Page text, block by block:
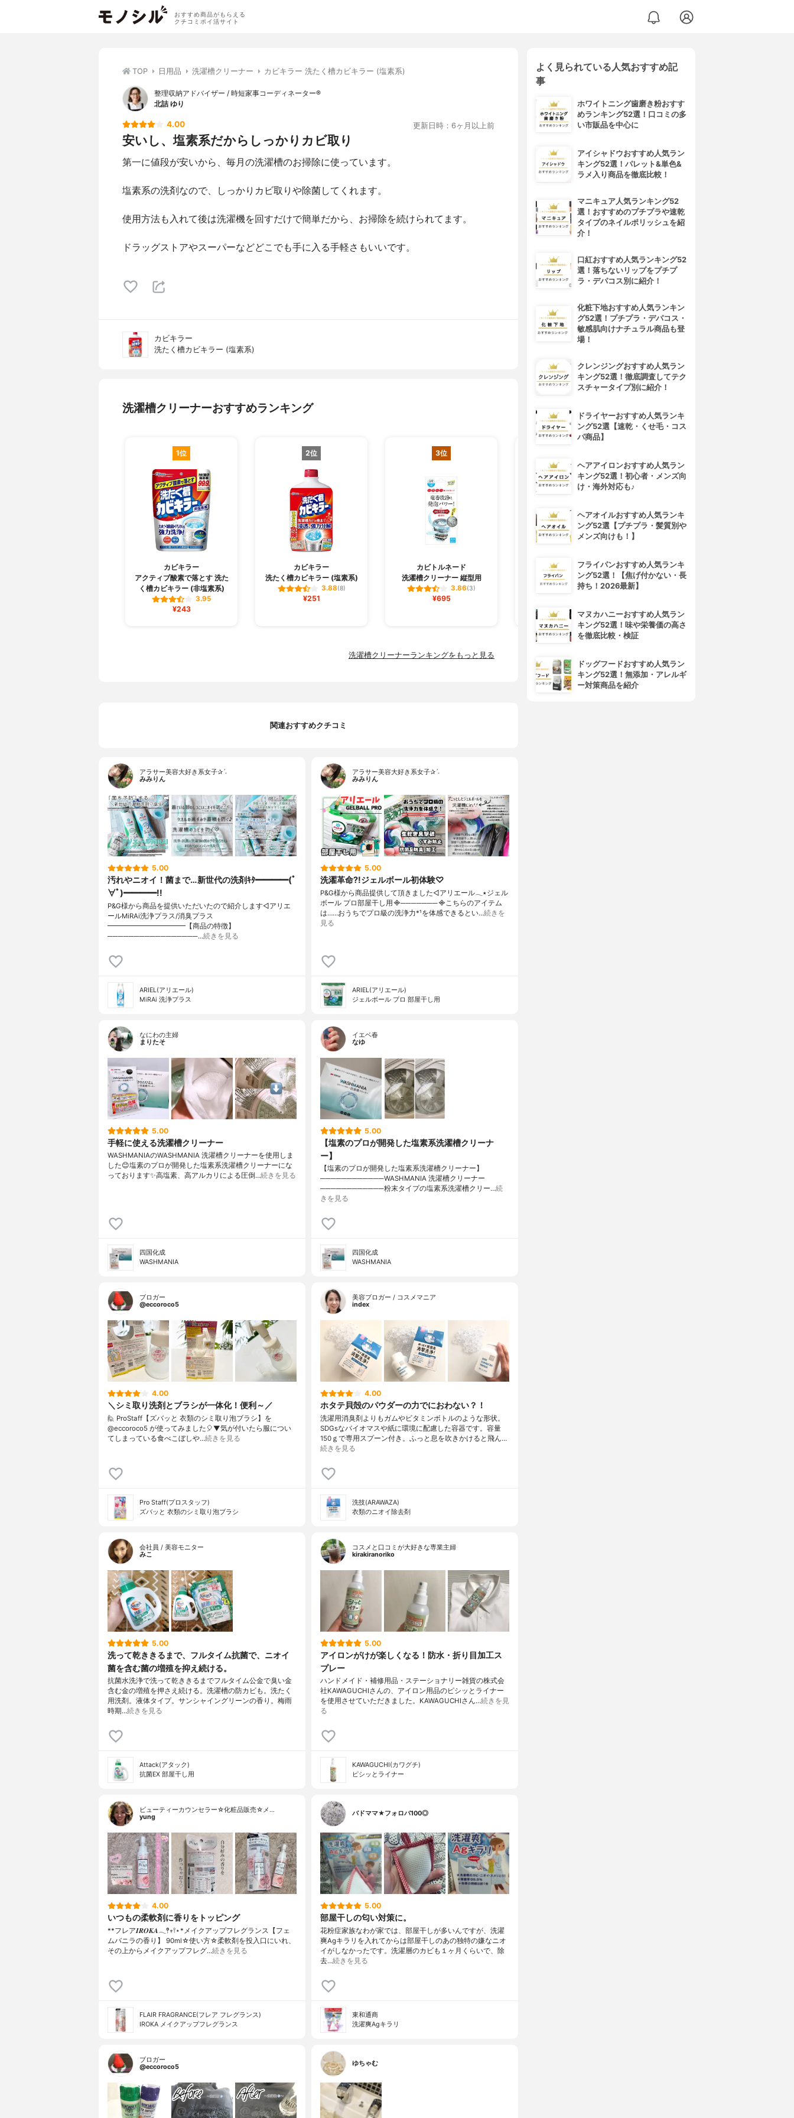
おすすめ商品がもらえる
クチコミポイ活サイト
TOP 日用品 洗濯槽クリーナー カビキラー 洗たく槽カビキラー (塩素系)
整理収納アドバイザー / 時短家事コーディネーター®︎
北詰 ゆり
4.00 更新日時：6ヶ月以上前
安いし、塩素系だからしっかりカビ取り
第一に値段が安いから、毎月の洗濯槽のお掃除に使っています。
塩素系の洗剤なので、しっかりカビ取りや除菌してくれます。
使用方法も入れて後は洗濯機を回すだけで簡単だから、お掃除を続けられてます。
ドラッグストアやスーパーなどどこでも手に入る手軽さもいいです。
カビキラー
洗たく槽カビキラー (塩素系)
洗濯槽クリーナーおすすめランキング
1位
カビキラー
アクティブ酸素で落とす 洗た
く槽カビキラー (非塩素系)
3.95
¥243
2位
カビキラー
洗たく槽カビキラー (塩素系)
3.88(8)
¥251
3位
カビトルネード
洗濯槽クリーナー 縦型用
3.86(3)
¥695
シャボン玉石けん
洗たく槽クリーナー
3.86(2)
洗浄力 洗たく槽クリーナー
洗濯槽クリーナーランキングをもっと見る
関連おすすめクチコミ
アラサー美容大好き系女子✰ˊ˗
みみりん
5.00
汚れやニオイ！菌まで…新世代の洗剤ｷﾀ━━━━(ﾟ
∀ﾟ)━━━━!!
P&G様から商品を提供いただいたので紹介します◁アリエ
ールMiRAi洗浄プラス/消臭プラス
━━━━━━━━━━━【商品の特徴】
─────────────────…続きを見る
ARIEL(アリエール)
MiRAi 洗浄プラス
アラサー美容大好き系女子✰ˊ˗
みみりん
5.00
洗濯革命?!ジェルボール初体験♡
P&G様から商品提供して頂きました◁アリエール𓂃٭ジェル
ボール プロ部屋干し用᯽───────᯽こちらのアイテム
は……おうちでプロ級の洗浄力*¹を体感できるとい…続きを
見る
ARIEL(アリエール)
ジェルボール プロ 部屋干し用
なにわの主婦
まりたそ
5.00
手軽に使える洗濯槽クリーナー
WASHMANIAのWASHMANIA 洗濯槽クリーナーを使用しま
した😊塩素のプロが開発した塩素系洗濯槽クリーナーにな
っております✨高塩素、高アルカリによる圧倒…続きを見る
四国化成
WASHMANIA
イエベ春
なゆ
5.00
【塩素のプロが開発した塩素系洗濯槽クリーナ
ー】
【塩素のプロが開発した塩素系洗濯槽クリーナー】
────────────WASHMANIA 洗濯槽クリーナー
────────────粉末タイプの塩素系洗濯槽クリー…続
きを見る
四国化成
WASHMANIA
ブロガー
@eccoroco5
4.00
＼シミ取り洗剤とブラシが一体化！便利～／
🙋 ProStaff【ズバッと 衣類のシミ取り泡ブラシ】を
@eccoroco5 が使ってみました🎈⁡⁡⁡⁡⁡▼⁡気が付いたら服につい
てしまっている食べこぼしや…続きを見る
Pro Staff(プロスタッフ)
ズバッと 衣類のシミ取り泡ブラシ
美容ブロガー / コスメマニア
index
4.00
ホタテ貝殻のパウダーの力でにおわない？！
洗濯用消臭剤よりもガムやビタミンボトルのような形状。
SDGsなバイオマスや紙に環境に配慮した容器です。容量
150ｇで専用スプーン付き。ふっと息を吹きかけると飛ん…
続きを見る
洗技(ARAWAZA)
衣類のニオイ除去剤
会社員 / 美容モニター
みこ
5.00
洗って乾ききるまで、フルタイム抗菌で、ニオイ
菌を含む菌の増殖を抑え続ける。
抗菌水洗浄で洗って乾ききるまでフルタイム公金で臭い金
含む金の増殖を押さえ続ける。洗濯槽の防カビも。洗たく
用洗剤。液体タイプ。サンシャイングリーンの香り。梅雨
時期…続きを見る
Attack(アタック)
抗菌EX 部屋干し用
コスメと口コミが大好きな専業主婦
kirakiranoriko
5.00
アイロンがけが楽しくなる！防水・折り目加工ス
プレー
ハンドメイド・補修用品・ステーショナリー雑貨の株式会
社KAWAGUCHIさんの、アイロン用品のピシッとライナー
を使用させていただきました。KAWAGUCHIさん…続きを見
る
KAWAGUCHI(カワグチ)
ピシッとライナー
ビューティーカウンセラー☆化粧品販売☆メ…
yung
4.00
いつもの柔軟剤に香りをトッピング
**フレア𝑰𝑹𝑶𝑲𝑨𓂃𖤥𖥧𖥣⋆*⁡メイクアップフレグランス【フェ
ムバニラの香り】 90ml⁡⁡⁡☆使い方☆柔軟剤を投入口にいれ、
その上からメイクアップフレグ…続きを見る
FLAIR FRAGRANCE(フレア フレグランス)
IROKA メイクアップフレグランス
バドママ★フォロバ100◎
5.00
部屋干しの匂い対策に。
花粉症家族なわが家では、部屋干しが多いんですが、洗濯
爽Agキラリを入れてからは部屋干しのあの独特の嫌なニオ
イがしなかったです。洗濯層のカビも１ヶ月くらいで、除
去…続きを見る
東和通商
洗濯爽Agキラリ
ブロガー
@eccoroco5
ゆちゃむ
よく見られている人気おすすめ記
事
ホワイトニング歯磨き粉おすす
めランキング52選！口コミの多
い市販品を中心に
アイシャドウおすすめ人気ラン
キング52選！パレット&単色&
ラメ入り商品を徹底比較！
マニキュア人気ランキング52
選！おすすめのプチプラや速乾
タイプのネイルポリッシュを紹
介！
口紅おすすめ人気ランキング52
選！落ちないリップをプチプ
ラ・デパコス別に紹介！
化粧下地おすすめ人気ランキン
グ52選！プチプラ・デパコス・
敏感肌向けナチュラル商品も登
場！
クレンジングおすすめ人気ラン
キング52選！徹底調査してテク
スチャータイプ別に紹介！
ドライヤーおすすめ人気ランキ
ング52選【速乾・くせ毛・コス
パ商品】
ヘアアイロンおすすめ人気ラン
キング52選！初心者・メンズ向
け・海外対応も♪
ヘアオイルおすすめ人気ランキ
ング52選【プチプラ・髪質別や
メンズ向けも！】
フライパンおすすめ人気ランキ
ング52選！【焦げ付かない・長
持ち！2026最新】
マヌカハニーおすすめ人気ラン
キング52選！味や栄養価の高さ
を徹底比較・検証
ドッグフードおすすめ人気ラン
キング52選！無添加・アレルギ
ー対策商品を紹介